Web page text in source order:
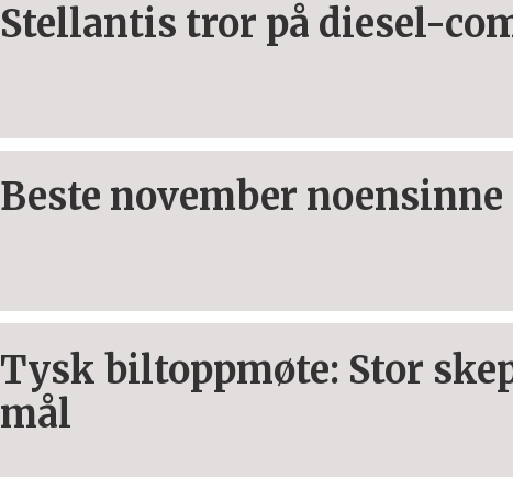
Stellantis tror på diesel-
Beste november noensinne
Tysk biltoppmøte: Stor
mål